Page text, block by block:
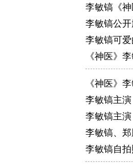
李敏镐《
李敏镐公
李敏镐可
《神医》
《神医》
李敏镐主
李敏镐主
李敏镐、
李敏镐自